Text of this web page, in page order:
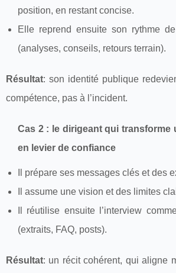
position, en restant concise.
Elle reprend ensuite son rythme
(analyses, conseils, retours terrain).
Résultat: son identité publique
compétence, pas à l’incident.
Cas 2 : le dirigeant qui transforme
en levier de confiance
Il prépare ses messages clés et des
Il assume une vision et des limites
Il réutilise ensuite l’interview
(extraits, FAQ, posts).
Résultat: un récit cohérent, qui aligne